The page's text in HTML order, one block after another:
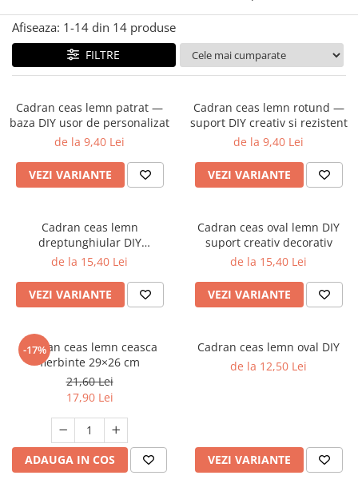
Mijloace de transport
Seturi figurine diverse
Forme vintage
Ornamente si scrapbooking
Scrapbooking
Placute
Rame foto
Suporturi decoupage, placute
pirogravura
Afiseaza: 1-14 din 14 produse
FILTRE
Cadran ceas lemn patrat —
baza DIY usor de personalizat
de la 9,40 Lei
VEZI VARIANTE
Cadran ceas lemn rotund —
suport DIY creativ si rezistent
de la 9,40 Lei
VEZI VARIANTE
Cadran ceas lemn
dreptunghiular DIY
personalizabil
de la 15,40 Lei
VEZI VARIANTE
Cadran ceas oval lemn DIY
suport creativ decorativ
de la 15,40 Lei
VEZI VARIANTE
-17%
Cadran ceas lemn ceasca
fierbinte 29×26 cm
21,60 Lei
17,90 Lei
ADAUGA IN COS
Cadran ceas lemn oval DIY
de la 12,50 Lei
VEZI VARIANTE